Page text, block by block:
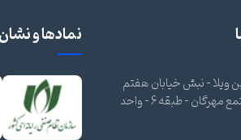
ویلا - نبش خیابان هفتم
شرقی - مجتمع مهرگان - طبقه 6 - واحد
نمادها و